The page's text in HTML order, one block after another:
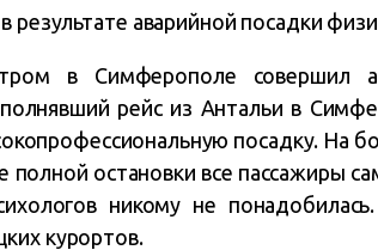
аварийной посадки
в Симферополе совершил
рейс из Антальи в
посадку. На
полной остановки все пассажиры
никому не
курортов.